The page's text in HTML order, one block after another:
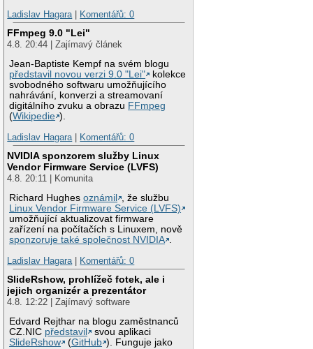
Ladislav Hagara| Komentářů: 0
FFmpeg 9.0 "Lei"
4.8. 20:44 | Zajímavý článek
Jean-Baptiste Kempf na svém blogu
představil novou verzi 9.0 "Lei"
kolekce
svobodného softwaru umožňujícího
nahrávání, konverzi a streamovaní
digitálního zvuku a obrazu FFmpeg
(Wikipedie ).
Ladislav Hagara| Komentářů: 0
NVIDIA sponzorem služby Linux
Vendor Firmware Service (LVFS)
4.8. 20:11 | Komunita
Richard Hughesoznámil
, že službu
Linux Vendor Firmware Service (LVFS)
umožňující aktualizovat firmware
zařízení na počítačích s Linuxem, nově
sponzoruje také společnost NVIDIA .
Ladislav Hagara| Komentářů: 0
SlideRshow, prohlížeč fotek, ale i
jejich organizér a prezentátor
4.8. 12:22 | Zajímavý software
Edvard Rejthar na blogu zaměstnanců
CZ.NIC představil
svou aplikaci
SlideRshow
(GitHub ). Funguje jako